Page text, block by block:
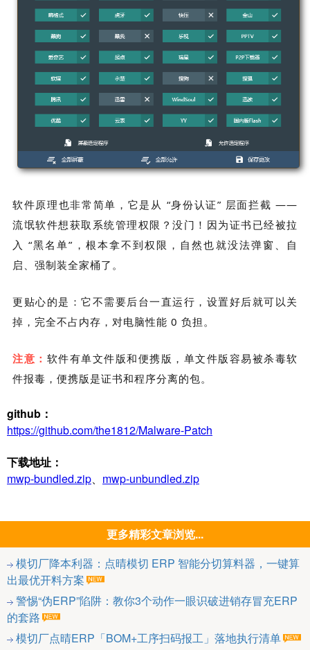
软件原理也非常简单，它是从 “身份认证” 层面拦截 ——
流氓软件想获取系统管理权限？没门！因为证书已经被拉
入 “黑名单”，根本拿不到权限，自然也就没法弹窗、自
启、强制装全家桶了。
更贴心的是：它不需要后台一直运行，设置好后就可以关
掉，完全不占内存，对电脑性能 0 负担。
注意： 软件有单文件版和便携版 ，单文件版容易被杀毒软
件报毒， 便携版是证书和程序分离的包。
github：
https://github.com/the1812/Malware-Patch
下载地址：
mwp-bundled.zip、 mwp-unbundled.zip
更多精彩文章浏览...
模切厂降本利器：点晴模切 ERP 智能分切算料器，一键算
出最优开料方案
警惕“伪ERP”陷阱：教你3个动作一眼识破进销存冒充ERP
的套路
模切厂点晴ERP「BOM+工序扫码报工」落地执行清单